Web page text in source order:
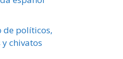
de políticos,
chivatos